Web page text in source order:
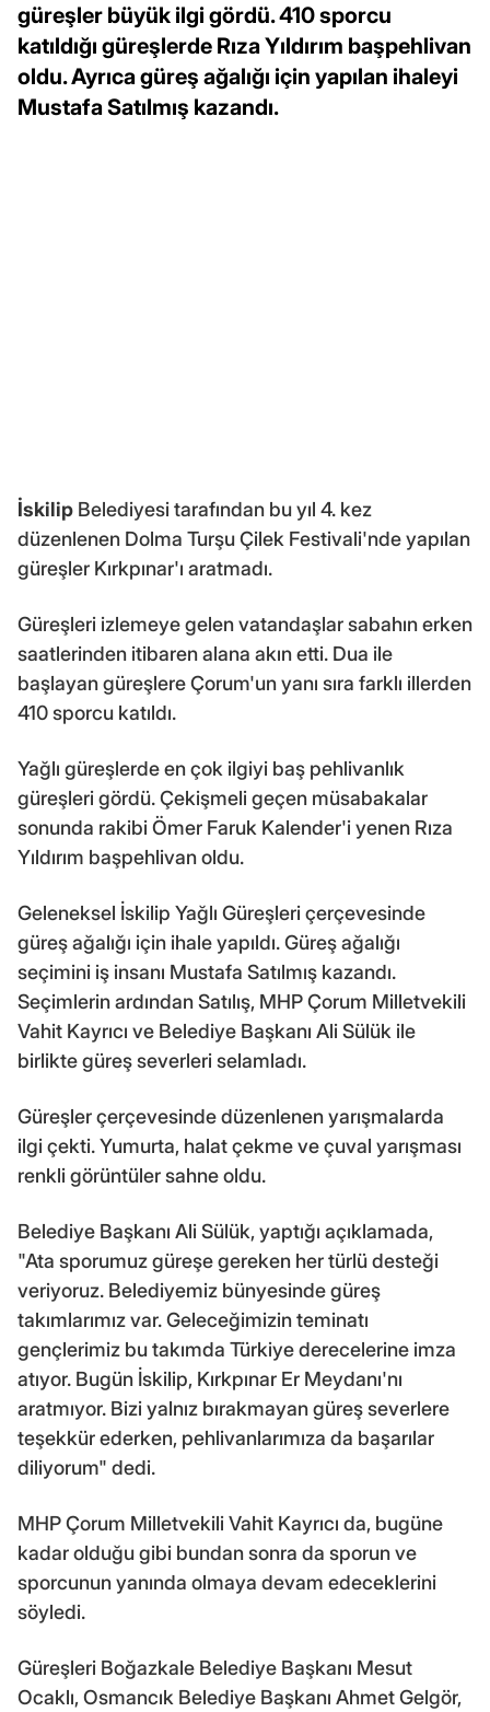
güreşler büyük ilgi gördü. 410 sporcu
katıldığı güreşlerde Rıza Yıldırım başpehlivan
oldu. Ayrıca güreş ağalığı için yapılan ihaleyi
Mustafa Satılmış kazandı.
İskilip Belediyesi tarafından bu yıl 4. kez
düzenlenen Dolma Turşu Çilek Festivali'nde yapılan
güreşler Kırkpınar'ı aratmadı.
Güreşleri izlemeye gelen vatandaşlar sabahın erken
saatlerinden itibaren alana akın etti. Dua ile
başlayan güreşlere Çorum'un yanı sıra farklı illerden
410 sporcu katıldı.
Yağlı güreşlerde en çok ilgiyi baş pehlivanlık
güreşleri gördü. Çekişmeli geçen müsabakalar
sonunda rakibi Ömer Faruk Kalender'i yenen Rıza
Yıldırım başpehlivan oldu.
Geleneksel İskilip Yağlı Güreşleri çerçevesinde
güreş ağalığı için ihale yapıldı. Güreş ağalığı
seçimini iş insanı Mustafa Satılmış kazandı.
Seçimlerin ardından Satılış, MHP Çorum Milletvekili
Vahit Kayrıcı ve Belediye Başkanı Ali Sülük ile
birlikte güreş severleri selamladı.
Güreşler çerçevesinde düzenlenen yarışmalarda
ilgi çekti. Yumurta, halat çekme ve çuval yarışması
renkli görüntüler sahne oldu.
Belediye Başkanı Ali Sülük, yaptığı açıklamada,
"Ata sporumuz güreşe gereken her türlü desteği
veriyoruz. Belediyemiz bünyesinde güreş
takımlarımız var. Geleceğimizin teminatı
gençlerimiz bu takımda Türkiye derecelerine imza
atıyor. Bugün İskilip, Kırkpınar Er Meydanı'nı
aratmıyor. Bizi yalnız bırakmayan güreş severlere
teşekkür ederken, pehlivanlarımıza da başarılar
diliyorum" dedi.
MHP Çorum Milletvekili Vahit Kayrıcı da, bugüne
kadar olduğu gibi bundan sonra da sporun ve
sporcunun yanında olmaya devam edeceklerini
söyledi.
Güreşleri Boğazkale Belediye Başkanı Mesut
Ocaklı, Osmancık Belediye Başkanı Ahmet Gelgör,